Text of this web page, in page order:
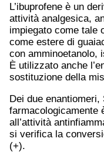
L’ibuprofene è un
attività analgesica,
impiegato come tale
come estere di
con amminoetanolo,
È utilizzato anche
sostituzione della
Dei due
farmacologicamente
all’attività
si verifica la
(+).